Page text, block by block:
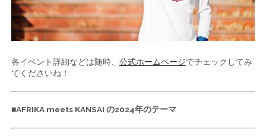
各イベント詳細などは随時、 公式ホームページでチェックしてみ
てくださいね！
■AFRIKA meets KANSAI の2024年のテーマ